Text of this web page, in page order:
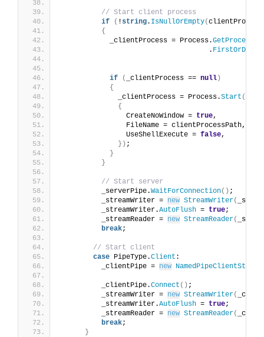
// Start client process
if
( ! string. IsNullOrEmpty(
{
            _clientProcess = Process.
GetProcesses
                                    .
if
( _clientProcess == null )
{
              _clientProcess = Process.
Start (
{
                CreateNoWindow =
true,
                FileName = clientProcessPath,
                UseShellExecute =
false,
}) ;
}
}
// Start server
          _serverPipe.
WaitForConnection() ;
          _streamWriter =
new StreamWriter(
          _streamWriter.
AutoFlush = true;
          _streamReader =
new StreamReader(
break;
// Start client
case PipeType.Client :
          _clientPipe =
new NamedPipeClientStream
          _clientPipe.
Connect () ;
          _streamWriter =
new StreamWriter(
          _streamWriter.
AutoFlush = true;
          _streamReader =
new StreamReader(
break;
}